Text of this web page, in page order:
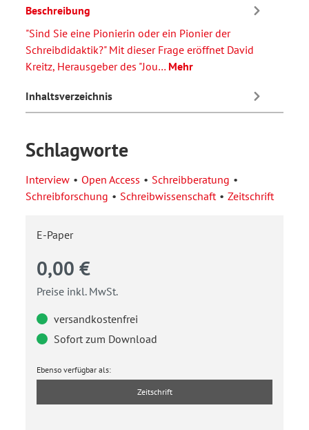
Beschreibung
"Sind Sie eine Pionierin oder ein Pionier der
Schreibdidaktik?" Mit dieser Frage eröffnet David
Kreitz, Herausgeber des "Jou… Mehr
Inhaltsverzeichnis
Schlagworte
Interview Open Access
Schreibberatung
Schreibforschung
Schreibwissenschaft Zeitschrift
E-Paper
0,00 €
Preise inkl. MwSt.
versandkostenfrei
Sofort zum Download
Ebenso verfügbar als:
Zeitschrift